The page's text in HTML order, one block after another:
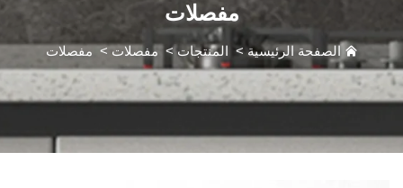
مفصلات
الصفحة الرئيسية> المنتجات > مفصلات> مفصلات